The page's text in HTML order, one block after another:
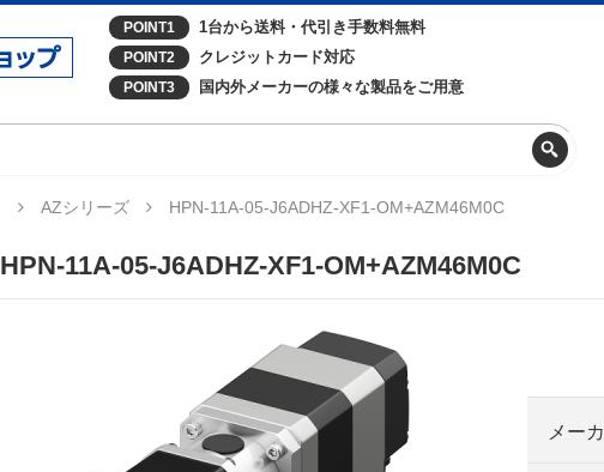
POINT1 1台から送料・代引き手数料無料
POINT2 クレジットカード対応
POINT3 国内外メーカーの様々な製品をご用意
AZシリーズ HPN-11A-05-J6ADHZ-XF1-OM+AZM46M0C
HPN-11A-05-J6ADHZ-XF1-OM+AZM46M0C
メー